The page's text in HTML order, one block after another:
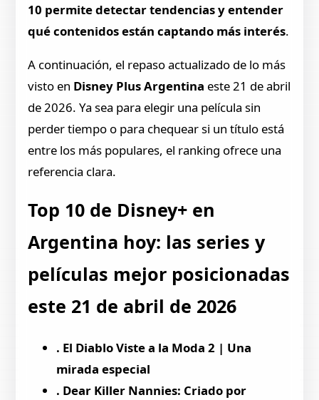
10 permite detectar tendencias y entender
qué contenidos están captando más interés.
A continuación, el repaso actualizado de lo más
visto en Disney Plus Argentina este 21 de abril
de 2026. Ya sea para elegir una película sin
perder tiempo o para chequear si un título está
entre los más populares, el ranking ofrece una
referencia clara.
Top 10 de Disney+ en
Argentina hoy: las series y
películas mejor posicionadas
este 21 de abril de 2026
. El Diablo Viste a la Moda 2 | Una
mirada especial
. Dear Killer Nannies: Criado por